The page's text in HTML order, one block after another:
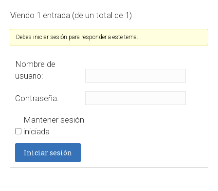
Viendo 1 entrada (de un total de 1)
Debes iniciar sesión para responder a este tema.
Nombre de
usuario:
Contraseña:
Mantener sesión
iniciada
Iniciar sesión